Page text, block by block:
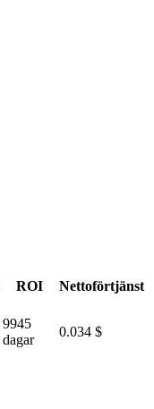
ROI Nettoförtjänst
9945
dagar
0.034 $